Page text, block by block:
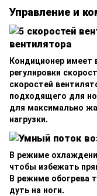
Управление и
вентилятора
Кондиционер имеет
регулировки
скоростей
подходящего для
для максимально
нагрузки.
В режиме
чтобы избежать
В режиме обогрева
дуть на ноги.